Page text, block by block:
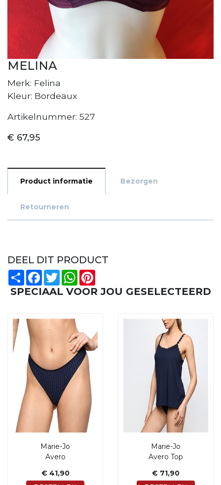
MELINA
Merk: Felina
Kleur: Bordeaux
Artikelnummer: 527
€ 67,95
Product informatie Bezorgen
Retourneren
DEEL DIT PRODUCT
Share Facebook
TwitterWhatsApp
SPECIAAL VOOR JOU GESELECTEERD
Marie-Jo
Avero
€ 41,90
Marie-Jo
Avero Top
€ 71,90